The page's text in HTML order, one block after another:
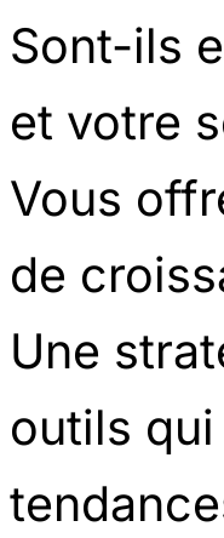
Sont-ils
et votre
Vous
de
Une
outils